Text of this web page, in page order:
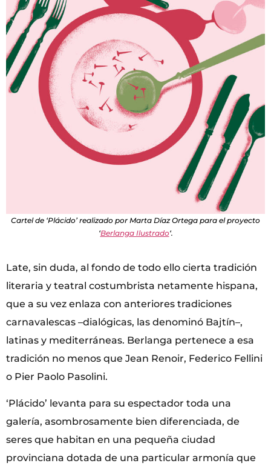
Cartel de ‘Plácido’ realizado por Marta Díaz Ortega para el proyecto
‘Berlanga Ilustrado‘.
Late, sin duda, al fondo de todo ello cierta tradición
literaria y teatral costumbrista netamente hispana,
que a su vez enlaza con anteriores tradiciones
carnavalescas –dialógicas, las denominó Bajtín–,
latinas y mediterráneas. Berlanga pertenece a esa
tradición no menos que Jean Renoir, Federico Fellini
o Pier Paolo Pasolini.
‘Plácido’ levanta para su espectador toda una
galería, asombrosamente bien diferenciada, de
seres que habitan en una pequeña ciudad
provinciana dotada de una particular armonía que